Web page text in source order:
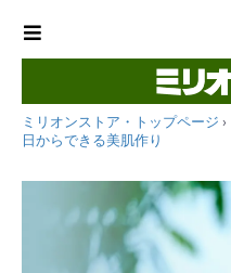
ミリオンストア・トップページ
日からできる美肌作り